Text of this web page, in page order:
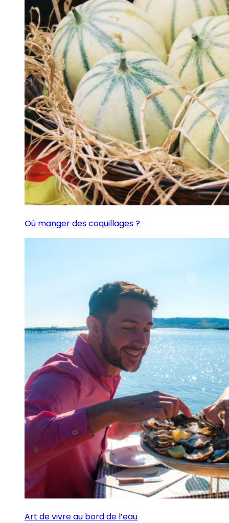
Où manger des coquillages ?
Art de vivre au bord de l’eau